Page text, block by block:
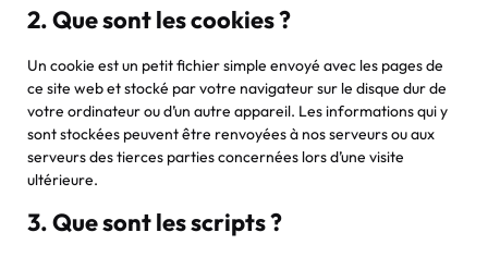
2. Que sont les cookies ?
Un cookie est un petit fichier simple envoyé avec les pages de
ce site web et stocké par votre navigateur sur le disque dur de
votre ordinateur ou d’un autre appareil. Les informations qui y
sont stockées peuvent être renvoyées à nos serveurs ou aux
serveurs des tierces parties concernées lors d’une visite
ultérieure.
3. Que sont les scripts ?